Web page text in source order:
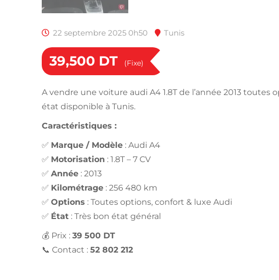
22 septembre 2025 0h50 Tunis
39,500 DT (Fixe)
A vendre une voiture audi A4 1.8T de l’année 2013 toutes
état disponible à Tunis.
Caractéristiques :
✅ Marque / Modèle : Audi A4
✅ Motorisation : 1.8T – 7 CV
✅ Année : 2013
✅ Kilométrage : 256 480 km
✅ Options : Toutes options, confort & luxe Audi
✅ État : Très bon état général
💰 Prix : 39 500 DT
📞 Contact : 52 802 212